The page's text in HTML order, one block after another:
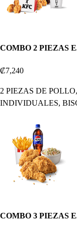
COMBO 2 PIEZAS
₡7,240
2 PIEZAS DE
INDIVIDUALES,
COMBO 3 PIEZAS